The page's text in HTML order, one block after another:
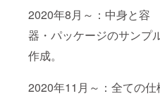
2020年8月～：中身と容
器・パッケージのサンプ
作成。
2020年11月～：全ての仕